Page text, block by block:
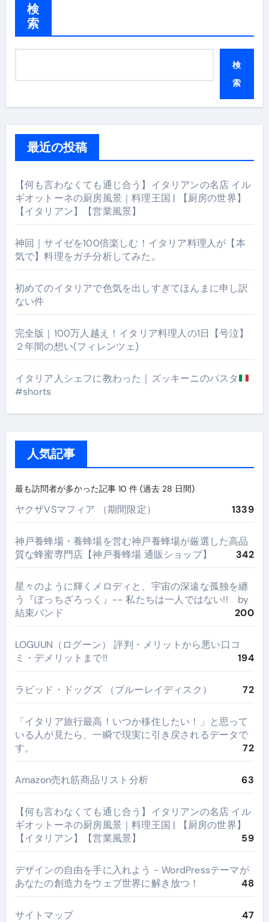
検
索
検
索
最近の投稿
【何も言わなくても通じ合う】イタリアンの名店 イル
ギオットーネの厨房風景｜料理王国 | 【厨房の世界】
【イタリアン】【営業風景】
神回｜サイゼを100倍楽しむ！イタリア料理人が【本
気で】料理をガチ分析してみた。
初めてのイタリアで色気を出しすぎてほんまに申し訳
ない件
完全版｜100万人越え！イタリア料理人の1日【号泣】
２年間の想い(フィレンツェ)
イタリア人シェフに教わった｜ズッキーニのパスタ
#shorts
人気記事
最も訪問者が多かった記事 10 件 (過去 28 日間)
ヤクザVSマフィア （期間限定） 1339
神戸養蜂場・養蜂場を営む神戸養蜂場が厳選した高品
質な蜂蜜専門店【神戸養蜂場 通販ショップ】
342
星々のように輝くメロディと、宇宙の深遠な孤独を纏
う『ぼっちざろっく』-- 私たちは一人ではない!! by
結束バンド
200
LOGUUN（ログーン） 評判・メリットから悪い口コ
ミ・デメリットまで!!
194
ラビッド・ドッグズ （ブルーレイディスク） 72
​「イタリア旅行最高！いつか移住したい！」と思って
いる人が見たら、一瞬で現実に引き戻されるデータで
す。
72
Amazon売れ筋商品リスト分析 63
【何も言わなくても通じ合う】イタリアンの名店 イル
ギオットーネの厨房風景｜料理王国 | 【厨房の世界】
【イタリアン】【営業風景】
59
デザインの自由を手に入れよう - WordPressテーマが
あなたの創造力をウェブ世界に解き放つ！
48
サイトマップ 47